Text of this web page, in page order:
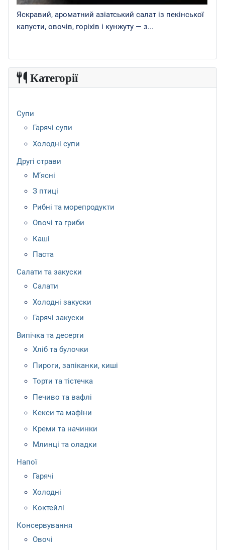
Яскравий, ароматний азіатський салат із пекінської
капусти, овочів, горіхів і кунжуту — з...
Категорії
Супи
Гарячі супи
Холодні супи
Другі страви
М’ясні
З птиці
Рибні та морепродукти
Овочі та гриби
Каші
Паста
Салати та закуски
Салати
Холодні закуски
Гарячі закуски
Випічка та десерти
Хліб та булочки
Пироги, запіканки, киші
Торти та тістечка
Печиво та вафлі
Кекси та мафіни
Креми та начинки
Млинці та оладки
Напої
Гарячі
Холодні
Коктейлі
Консервування
Овочі